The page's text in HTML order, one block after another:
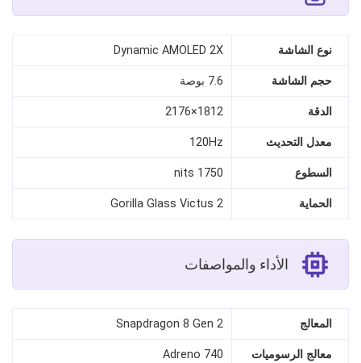
نوع الشاشة Dynamic AMOLED 2X
حجم الشاشة 7.6 بوصة
الدقة 1812×2176
معدل التحديث 120Hz
السطوع 1750 nits
الحماية Gorilla Glass Victus 2
الأداء والمواصفات
المعالج Snapdragon 8 Gen 2
معالج الرسوميات Adreno 740